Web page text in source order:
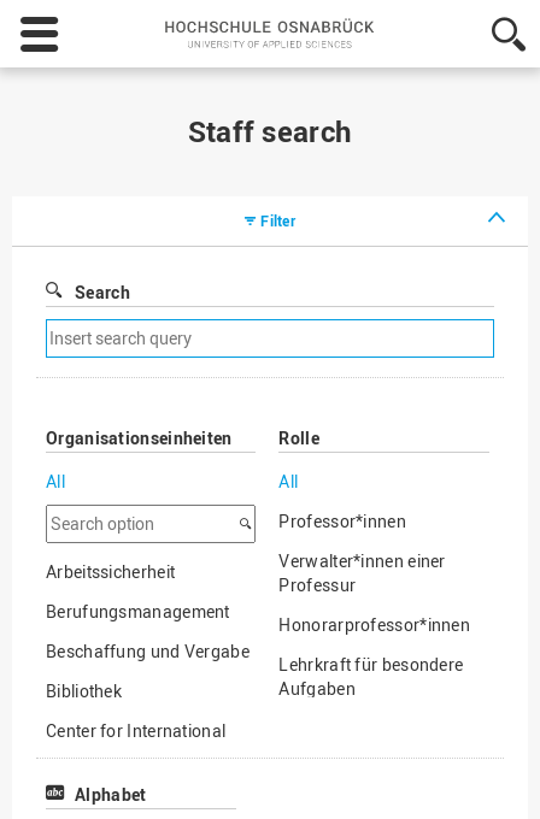
Hochschule
Osnabrück
-
Staff search
Filter
Search
Remove
search
filter
Organisationseinheiten
All
Search
option
Arbeitssicherheit
Berufungsmanagement
Beschaffung und Vergabe
Bibliothek
Center for International
Mobility
Center for International
Rolle
All
Professor*innen
Verwalter*innen einer
Professur
Honorarprofessor*innen
Lehrkraft für besondere
Aufgaben
Alphabet